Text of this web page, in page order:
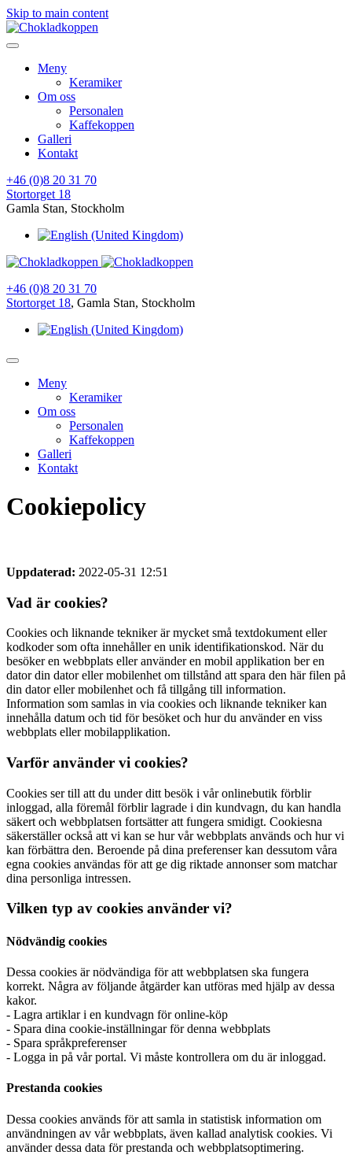
Skip to main content
Meny
Keramiker
Om oss
Personalen
Kaffekoppen
Galleri
Kontakt
+46 (0)8 20 31 70
Stortorget 18
Gamla Stan, Stockholm
+46 (0)8 20 31 70
Stortorget 18, Gamla Stan, Stockholm
Meny
Keramiker
Om oss
Personalen
Kaffekoppen
Galleri
Kontakt
Cookiepolicy
Uppdaterad: 2022-05-31 12:51
Vad är cookies?
Cookies och liknande tekniker är mycket små textdokument eller
kodkoder som ofta innehåller en unik identifikationskod. När du
besöker en webbplats eller använder en mobil applikation ber en
dator din dator eller mobilenhet om tillstånd att spara den här filen på
din dator eller mobilenhet och få tillgång till information.
Information som samlas in via cookies och liknande tekniker kan
innehålla datum och tid för besöket och hur du använder en viss
webbplats eller mobilapplikation.
Varför använder vi cookies?
Cookies ser till att du under ditt besök i vår onlinebutik förblir
inloggad, alla föremål förblir lagrade i din kundvagn, du kan handla
säkert och webbplatsen fortsätter att fungera smidigt. Cookiesna
säkerställer också att vi kan se hur vår webbplats används och hur vi
kan förbättra den. Beroende på dina preferenser kan dessutom våra
egna cookies användas för att ge dig riktade annonser som matchar
dina personliga intressen.
Vilken typ av cookies använder vi?
Nödvändig cookies
Dessa cookies är nödvändiga för att webbplatsen ska fungera
korrekt. Några av följande åtgärder kan utföras med hjälp av dessa
kakor.
- Lagra artiklar i en kundvagn för online-köp
- Spara dina cookie-inställningar för denna webbplats
- Spara språkpreferenser
- Logga in på vår portal. Vi måste kontrollera om du är inloggad.
Prestanda cookies
Dessa cookies används för att samla in statistisk information om
användningen av vår webbplats, även kallad analytisk cookies. Vi
använder dessa data för prestanda och webbplatsoptimering.